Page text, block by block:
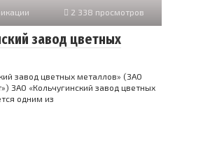
2 338 просмотров
завод цветных
завод цветных металлов» (ЗАО
ЗАО «Кольчугинский завод цветных
одним из